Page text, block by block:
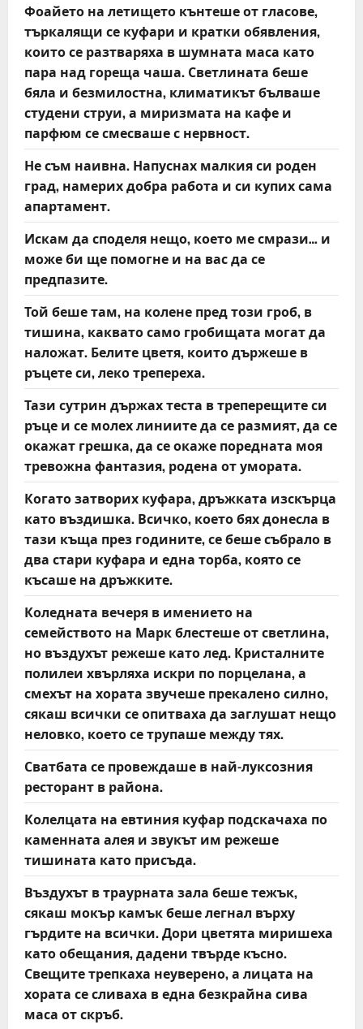
Фоайето на летището кънтеше от гласове,
търкалящи се куфари и кратки обявления,
които се разтваряха в шумната маса като
пара над гореща чаша. Светлината беше
бяла и безмилостна, климатикът бълваше
студени струи, а миризмата на кафе и
парфюм се смесваше с нервност.
Не съм наивна. Напуснах малкия си роден
град, намерих добра работа и си купих сама
апартамент.
Искам да споделя нещо, което ме смрази… и
може би ще помогне и на вас да се
предпазите.
Той беше там, на колене пред този гроб, в
тишина, каквато само гробищата могат да
наложат. Белите цветя, които държеше в
ръцете си, леко трепереха.
Тази сутрин държах теста в треперещите си
ръце и се молех линиите да се размият, да се
окажат грешка, да се окаже поредната моя
тревожна фантазия, родена от умората.
Когато затворих куфара, дръжката изскърца
като въздишка. Всичко, което бях донесла в
тази къща през годините, се беше събрало в
два стари куфара и една торба, която се
късаше на дръжките.
Коледната вечеря в имението на
семейството на Марк блестеше от светлина,
но въздухът режеше като лед. Кристалните
полилеи хвърляха искри по порцелана, а
смехът на хората звучеше прекалено силно,
сякаш всички се опитваха да заглушат нещо
неловко, което се трупаше между тях.
Сватбата се провеждаше в най-луксозния
ресторант в района.
Колелцата на евтиния куфар подскачаха по
каменната алея и звукът им режеше
тишината като присъда.
Въздухът в траурната зала беше тежък,
сякаш мокър камък беше легнал върху
гърдите на всички. Дори цветята миришеха
като обещания, дадени твърде късно.
Свещите трепкаха неуверено, а лицата на
хората се сливаха в една безкрайна сива
маса от скръб.